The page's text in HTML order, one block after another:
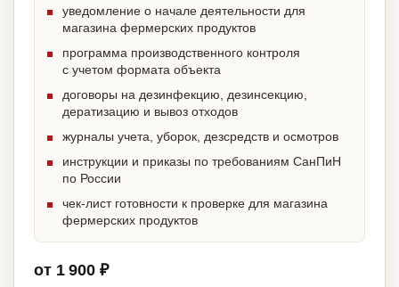
уведомление о начале деятельности для
магазина фермерских продуктов
программа производственного контроля
с учетом формата объекта
договоры на дезинфекцию, дезинсекцию,
дератизацию и вывоз отходов
журналы учета, уборок, дезсредств и осмотров
инструкции и приказы по требованиям СанПиН
по России
чек-лист готовности к проверке для магазина
фермерских продуктов
от 1 900 ₽